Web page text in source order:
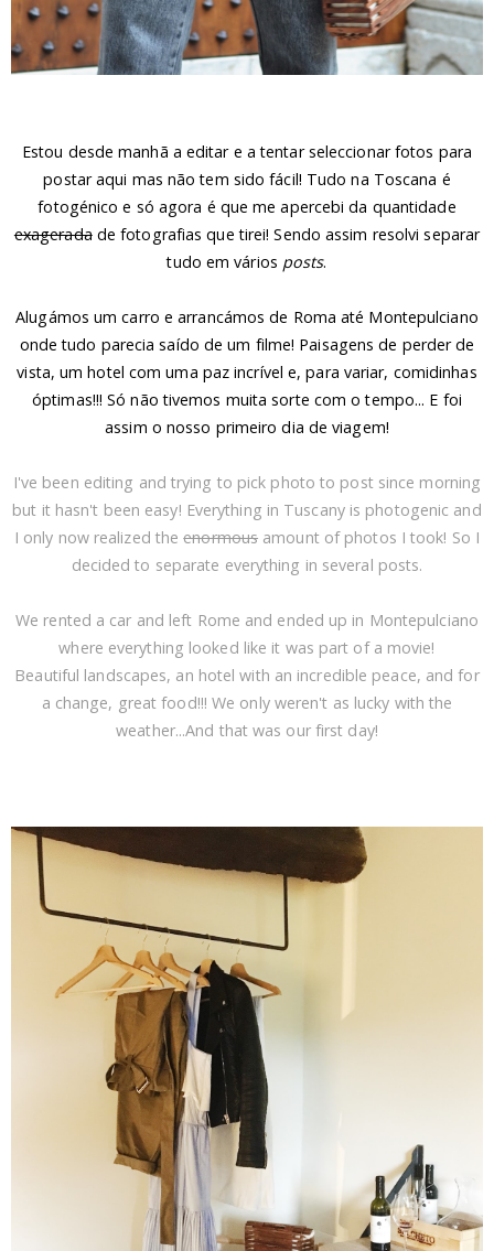
Estou desde manhã a editar e a tentar seleccionar fotos para
postar aqui mas não tem sido fácil! Tudo na Toscana é
fotogénico e só agora é que me apercebi da quantidade
exageradade fotografias que tirei! Sendo assim resolvi separar
tudo em vários posts.
Alugámos um carro e arrancámos de Roma até Montepulciano
onde tudo parecia saído de um filme! Paisagens de perder de
vista, um hotel com uma paz incrível e, para variar, comidinhas
óptimas!!! Só não tivemos muita sorte com o tempo... E foi
assim o nosso primeiro dia de viagem!
I've been editing and trying to pick photo to post since morning
but it hasn't been easy! Everything in Tuscany is photogenic and
I only now realized theenormous amount of photos I took! So I
decided to separate everything in several posts.
We rented a car and left Rome and ended up in Montepulciano
where everything looked like it was part of a movie!
Beautiful landscapes, an hotel with an incredible peace, and for
a change, great food!!! We only weren't as lucky with the
weather...And that was our first day!